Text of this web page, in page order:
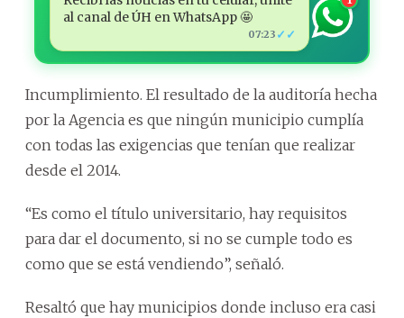
al canal de ÚH en WhatsApp 🤩
07:23 ✓✓
Incumplimiento. El resultado de la auditoría hecha
por la Agencia es que ningún municipio cumplía
con todas las exigencias que tenían que realizar
desde el 2014.
“Es como el título universitario, hay requisitos
para dar el documento, si no se cumple todo es
como que se está vendiendo”, señaló.
Resaltó que hay municipios donde incluso era casi